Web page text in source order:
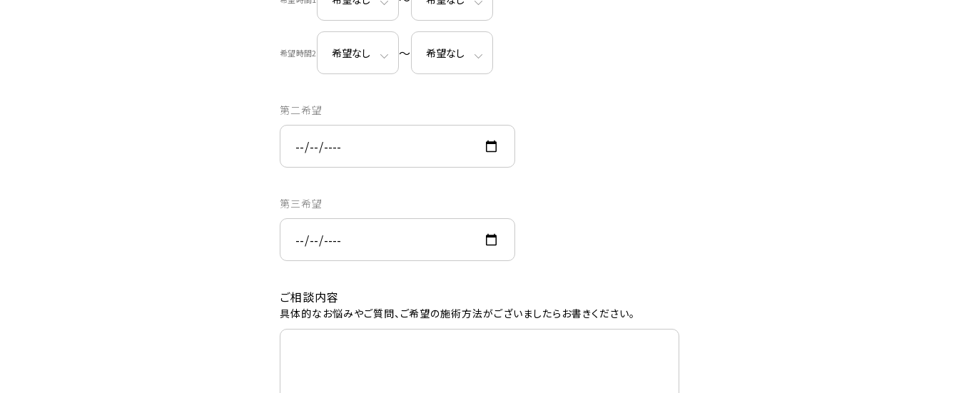
希望時間2 〜
第二希望
第三希望
ご相談内容
具体的なお悩みやご質問、ご希望の施術方法がございましたらお書きください。